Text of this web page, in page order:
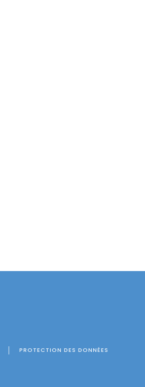
PROTECTION DES DONNÉES